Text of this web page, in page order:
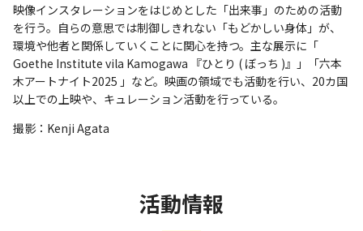
映像インスタレーションをはじめとした「出来事」のための活動
を行う。自らの意思では制御しきれない「もどかしい身体」が、
環境や他者と関係していくことに関心を持つ。主な展示に「
Goethe Institute vila Kamogawa 『ひとり ( ぼっち )』」「六本
木アートナイト2025 」など。映画の領域でも活動を行い、20カ国
以上での上映や、キュレーション活動を行っている。
撮影：Kenji Agata
活動情報